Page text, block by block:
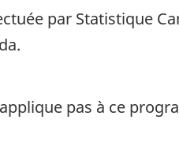
par Statistique
pas à ce